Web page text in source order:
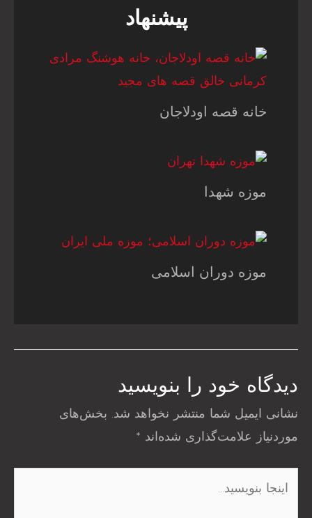
پیشنهاد
خانه قصه اودلاجان
موزه شهدا
موزه دوران اسلامی
دیدگاه‌ خود را بنویسید
نشانی ایمیل شما منتشر نخواهد شد. بخش‌های
موردنیاز علامت‌گذاری شده‌اند *